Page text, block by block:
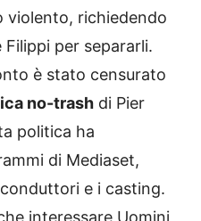
violento, richiedendo
Filippi per separarli.
è stato censurato
no-trash di Pier
politica ha
di Mediaset,
e i casting.